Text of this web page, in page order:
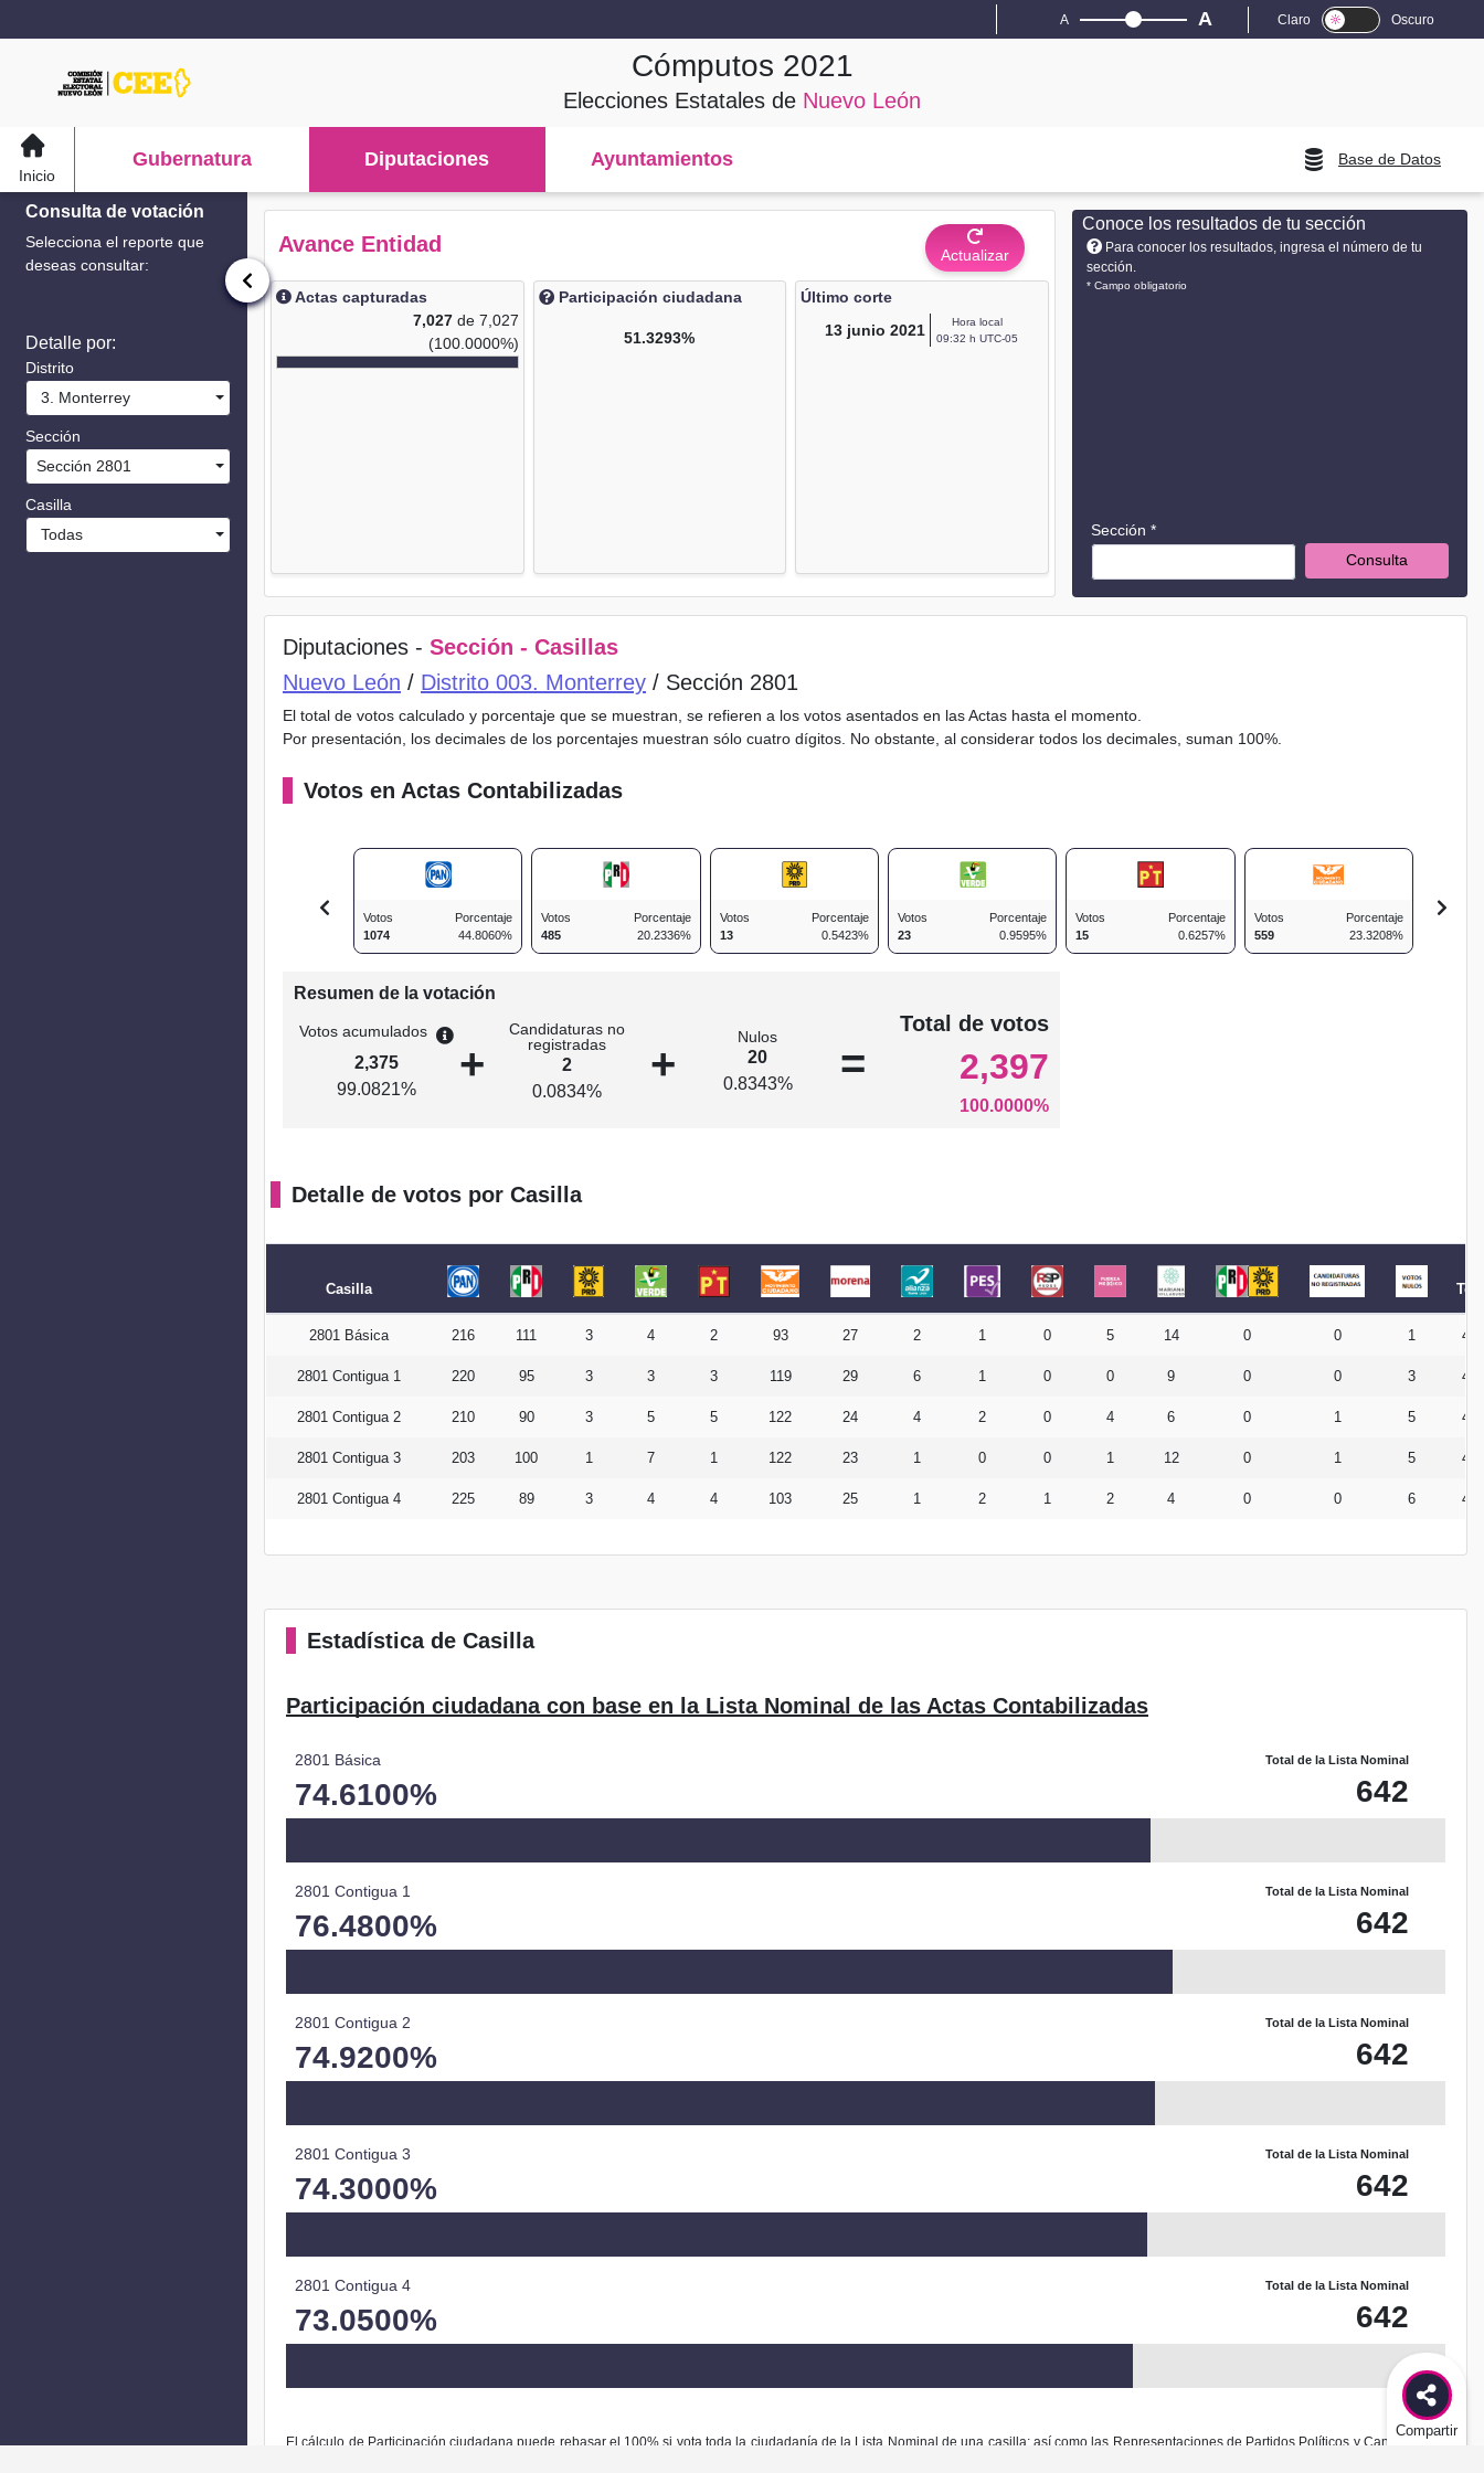
Compartir
A A Claro Oscuro
Cómputos 2021
Elecciones Estatales de Nuevo León
Inicio
Gubernatura Diputaciones Ayuntamientos Base de Datos
Consulta de votación
Selecciona el reporte que
deseas consultar:
Detalle por:
Distrito
3. Monterrey
Sección
Sección 2801
Casilla
Todas
Avance Entidad Actualizar
Actas capturadas
7,027 de 7,027
(100.0000%)
Participación ciudadana
51.3293%
Último corte
13 junio 2021
Hora local
09:32 h UTC-05
Conoce los resultados de tu sección
Para conocer los resultados, ingresa el número de tu
sección.
* Campo obligatorio
Sección *
Consulta
Diputaciones - Sección - Casillas
Nuevo León / Distrito 003. Monterrey / Sección 2801
El total de votos calculado y porcentaje que se muestran, se refieren a los votos asentados en las Actas hasta el momento.
Por presentación, los decimales de los porcentajes muestran sólo cuatro dígitos. No obstante, al considerar todos los decimales, suman 100%.
Votos en Actas Contabilizadas
Votos
1074
Porcentaje
44.8060%
Votos
485
Porcentaje
20.2336%
Votos
13
Porcentaje
0.5423%
Votos
23
Porcentaje
0.9595%
Votos
15
Porcentaje
0.6257%
Votos
559
Porcentaje
23.3208%
Votos
Resumen de la votación
Votos acumulados
2,375
99.0821%
+
Candidaturas no
registradas
2
0.0834%
+
Nulos
20
0.8343%
=
Total de votos
2,397
100.0000%
Detalle de votos por Casilla
Casilla
2801 Básica 216 111 3 4 2 93 27 2 1 0 5 14 0 0 1 479
2801 Contigua 1 220 95 3 3 3 119 29 6 1 0 0 9 0 0 3 491
2801 Contigua 2 210 90 3 5 5 122 24 4 2 0 4 6 0 1 5 481
2801 Contigua 3 203 100 1 7 1 122 23 1 0 0 1 12 0 1 5 477
2801 Contigua 4 225 89 3 4 4 103 25 1 2 1 2 4 0 0 6 469
Estadística de Casilla
Participación ciudadana con base en la Lista Nominal de las Actas Contabilizadas
2801 Básica
74.6100%
Total de la Lista Nominal
642
2801 Contigua 1
76.4800%
Total de la Lista Nominal
642
2801 Contigua 2
74.9200%
Total de la Lista Nominal
642
2801 Contigua 3
74.3000%
Total de la Lista Nominal
642
2801 Contigua 4
73.0500%
Total de la Lista Nominal
642
El cálculo de Participación ciudadana puede rebasar el 100% si vota toda la ciudadanía de la Lista Nominal de una casilla; así como las Representaciones de Partidos Políticos y Candidaturas